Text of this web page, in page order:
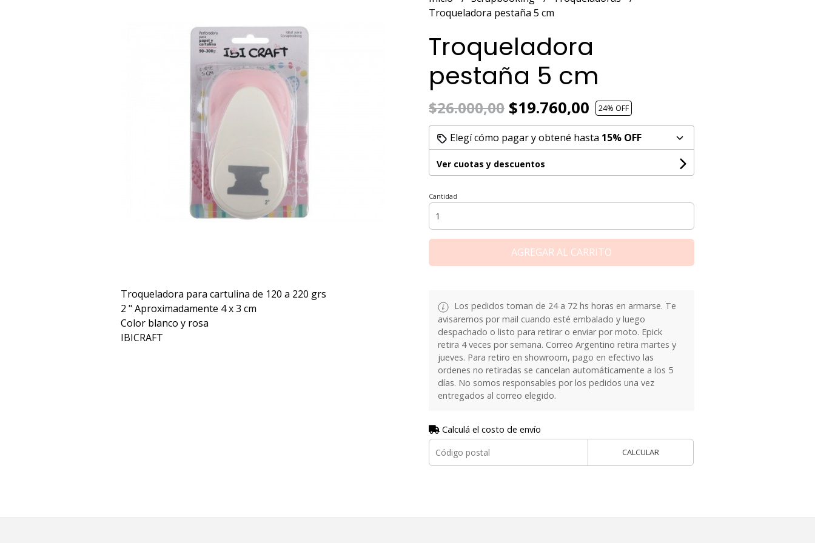
Troqueladora para cartulina de 120 a 220 grs
2 " Aproximadamente 4 x 3 cm
Color blanco y rosa
IBICRAFT
Troqueladora pestaña 5 cm
Troqueladora
pestaña 5 cm
$26.000,00 $19.760,00 24% OFF
Elegí cómo pagar y obtené hasta 15% OFF
Ver cuotas y descuentos
Cantidad
AGREGAR AL CARRITO
Los pedidos toman de 24 a 72 hs horas en armarse. Te
avisaremos por mail cuando esté embalado y luego
despachado o listo para retirar o enviar por moto. Epick
retira 4 veces por semana. Correo Argentino retira martes y
jueves. Para retiro en showroom, pago en efectivo las
ordenes no retiradas se cancelan automáticamente a los 5
días. No somos responsables por los pedidos una vez
entregados al correo elegido.
Calculá el costo de envío
CALCULAR